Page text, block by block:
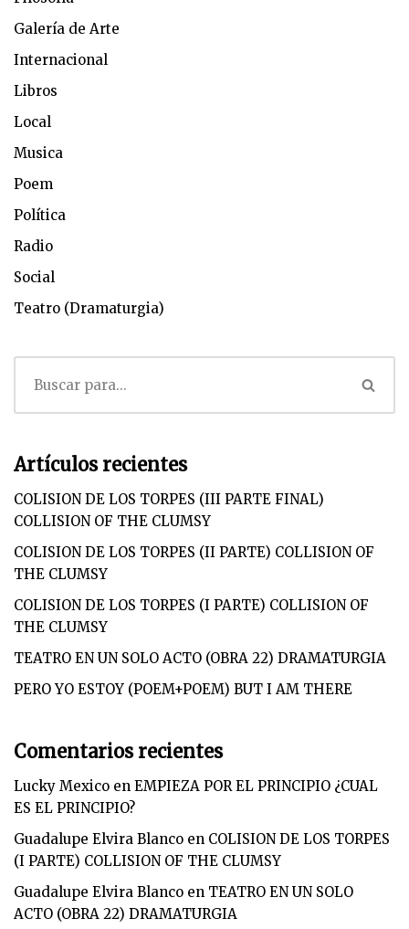
Galería de Arte
Internacional
Libros
Local
Musica
Poem
Política
Radio
Social
Teatro (Dramaturgia)
Artículos recientes
COLISION DE LOS TORPES (III PARTE FINAL)
COLLISION OF THE CLUMSY
COLISION DE LOS TORPES (II PARTE) COLLISION OF
THE CLUMSY
COLISION DE LOS TORPES (I PARTE) COLLISION OF
THE CLUMSY
TEATRO EN UN SOLO ACTO (OBRA 22) DRAMATURGIA
PERO YO ESTOY (POEM+POEM) BUT I AM THERE
Comentarios recientes
Lucky Mexico en EMPIEZA POR EL PRINCIPIO ¿CUAL
ES EL PRINCIPIO?
Guadalupe Elvira Blanco en COLISION DE LOS TORPES
(I PARTE) COLLISION OF THE CLUMSY
Guadalupe Elvira Blanco en TEATRO EN UN SOLO
ACTO (OBRA 22) DRAMATURGIA